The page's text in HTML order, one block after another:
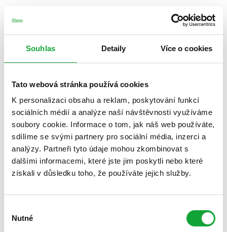
Souhlas Detaily Více o cookies
Tato webová stránka používá cookies
K personalizaci obsahu a reklam, poskytování funkcí
sociálních médií a analýze naší návštěvnosti využíváme
soubory cookie. Informace o tom, jak náš web používáte,
sdílíme se svými partnery pro sociální média, inzerci a
analýzy. Partneři tyto údaje mohou zkombinovat s
dalšími informacemi, které jste jim poskytli nebo které
získali v důsledku toho, že používáte jejich služby.
souhlasu
Nutné